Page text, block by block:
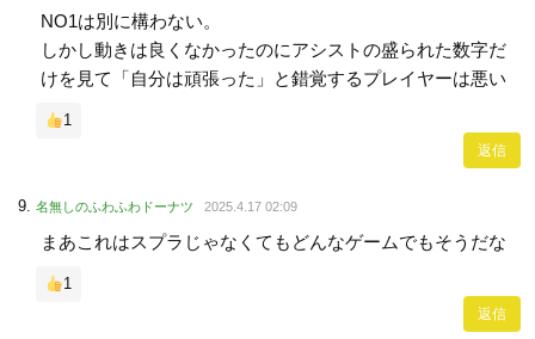
NO1は別に構わない。
しかし動きは良くなかったのにアシストの盛られた数字だ
けを見て「自分は頑張った」と錯覚するプレイヤーは悪い
1
返信
名無しのふわふわドーナツ 2025.4.17 02:09
まあこれはスプラじゃなくてもどんなゲームでもそうだな
1
返信